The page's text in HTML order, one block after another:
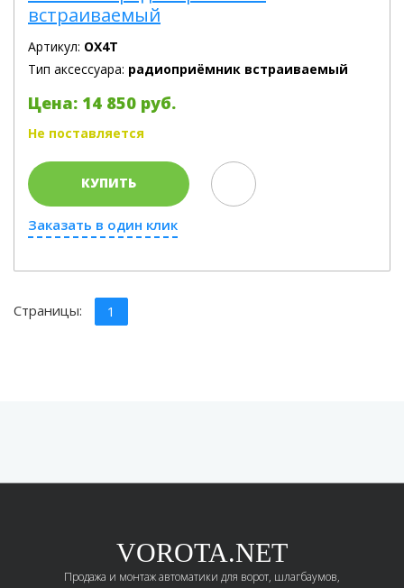
встраиваемый
Артикул: OX4T
Тип аксессуара: радиоприёмник встраиваемый
Цена: 14 850 руб.
Не поставляется
КУПИТЬ
Заказать в один клик
Страницы: 1
VOROTA.NET
Продажа и монтаж автоматики для ворот, шлагбаумов,